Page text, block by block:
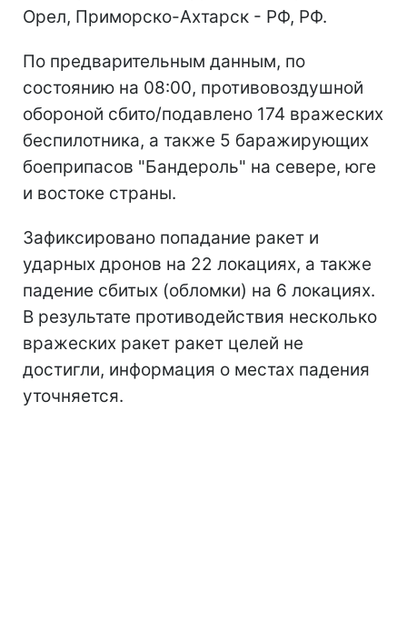
Орел, Приморско-Ахтарск - РФ, РФ.
По предварительным данным, по
состоянию на 08:00, противовоздушной
обороной сбито/подавлено 174 вражеских
беспилотника, а также 5 баражирующих
боеприпасов "Бандероль" на севере, юге
и востоке страны.
Зафиксировано попадание ракет и
ударных дронов на 22 локациях, а также
падение сбитых (обломки) на 6 локациях.
В результате противодействия несколько
вражеских ракет ракет целей не
достигли, информация о местах падения
уточняется.